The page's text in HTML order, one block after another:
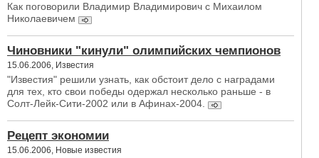
Как поговорили Владимир Владимирович с Михаилом
Николаевичем
Чиновники "кинули" олимпийских чемпионов
15.06.2006, Известия
"Известия" решили узнать, как обстоит дело с наградами
для тех, кто свои победы одержал несколько раньше - в
Солт-Лейк-Сити-2002 или в Афинах-2004.
Рецепт экономии
15.06.2006, Новые известия